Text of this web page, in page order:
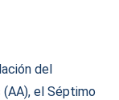
del
(AA), el Séptimo